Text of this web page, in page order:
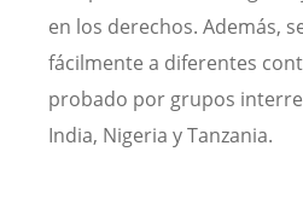
en los derechos. Además,
fácilmente a diferentes
probado por grupos
India, Nigeria y Tanzania.